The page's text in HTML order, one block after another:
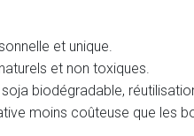
et unique.
et non toxiques.
biodégradable,
moins coûteuse que les